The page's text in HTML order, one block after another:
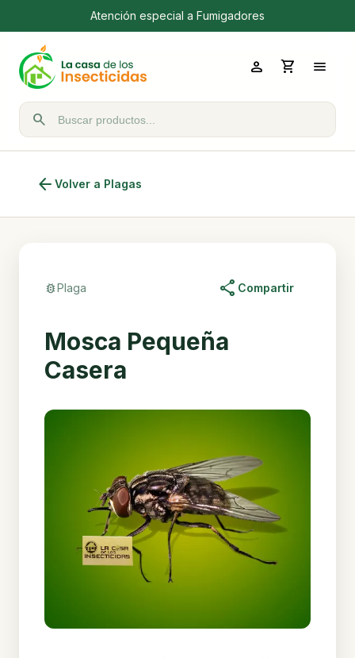
Atención especial a Fumigadores
person shopping_cart menu
Buscar productos
search
arrow_back Volver a Plagas
bug_reportPlaga share Compartir
Mosca Pequeña
Casera